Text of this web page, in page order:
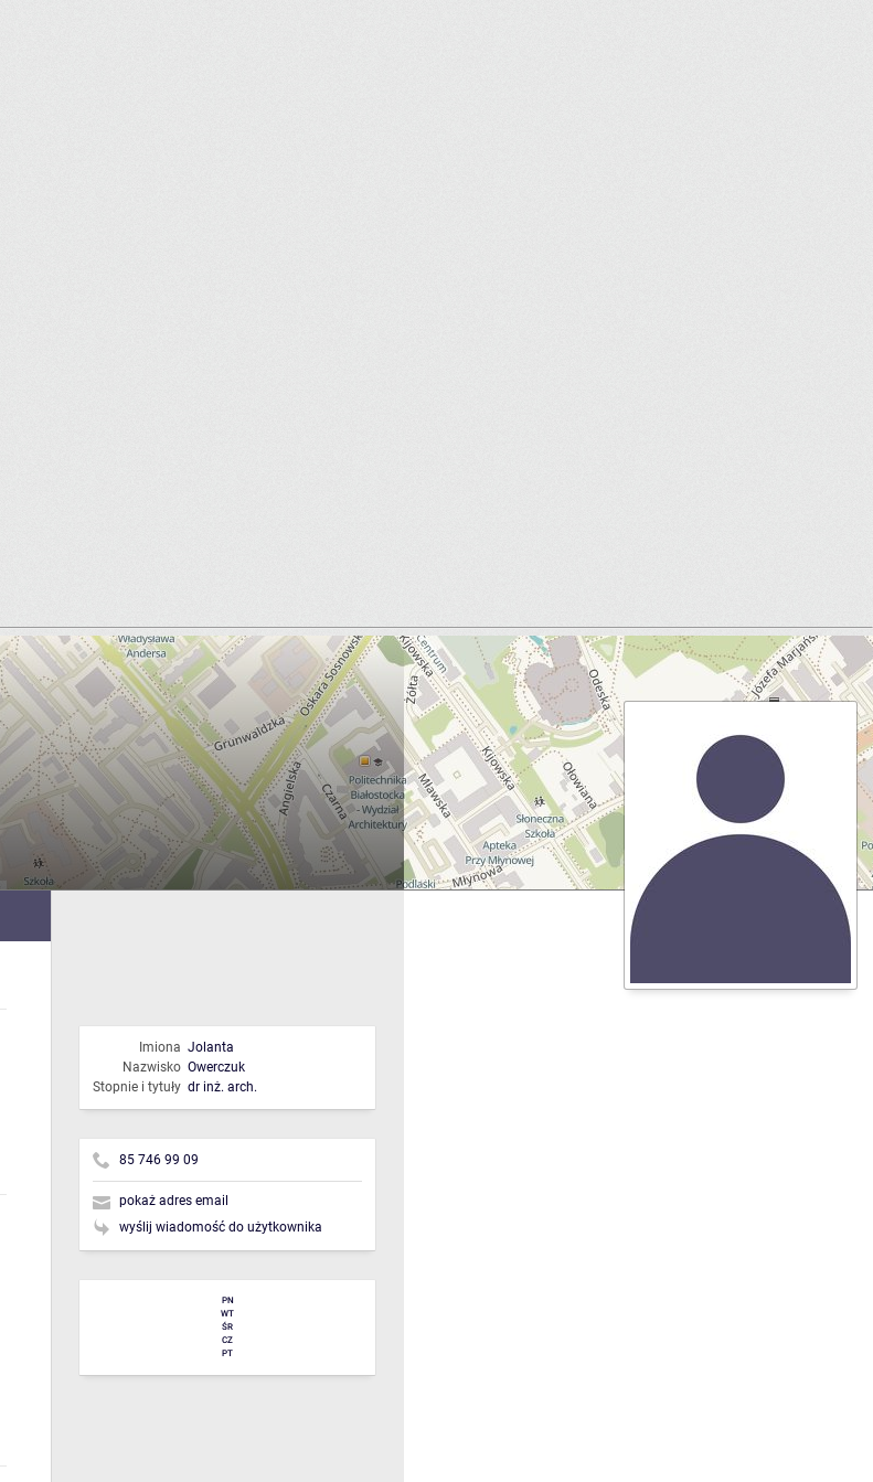
Imiona Jolanta
Nazwisko Owerczuk
Stopnie i tytuły dr inż. arch.
85 746 99 09
pokaż adres email
wyślij wiadomość do użytkownika
PN
WT
ŚR
CZ
PT